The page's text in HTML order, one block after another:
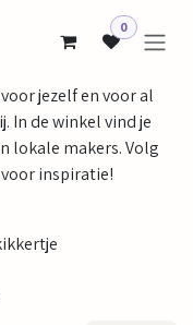
0
jezelf en voor al
In de winkel vind je
lokale makers. Volg
inspiratie!